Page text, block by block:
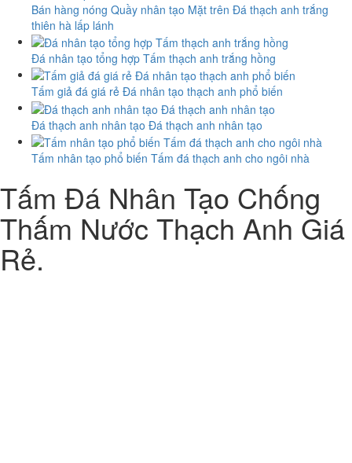
Bán hàng nóng Quầy nhân tạo Mặt trên Đá thạch anh trắng
thiên hà lấp lánh
Đá nhân tạo tổng hợp Tấm thạch anh trắng hồng
Tấm giả đá giá rẻ Đá nhân tạo thạch anh phổ biến
Đá thạch anh nhân tạo Đá thạch anh nhân tạo
Tấm nhân tạo phổ biến Tấm đá thạch anh cho ngôi nhà
Tấm Đá Nhân Tạo Chống
Thấm Nước Thạch Anh Giá
Rẻ.